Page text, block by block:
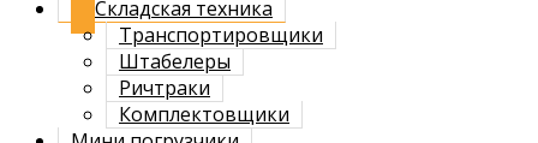
Складская техника
Транспортировщики
Штабелеры
Ричтраки
Комплектовщики